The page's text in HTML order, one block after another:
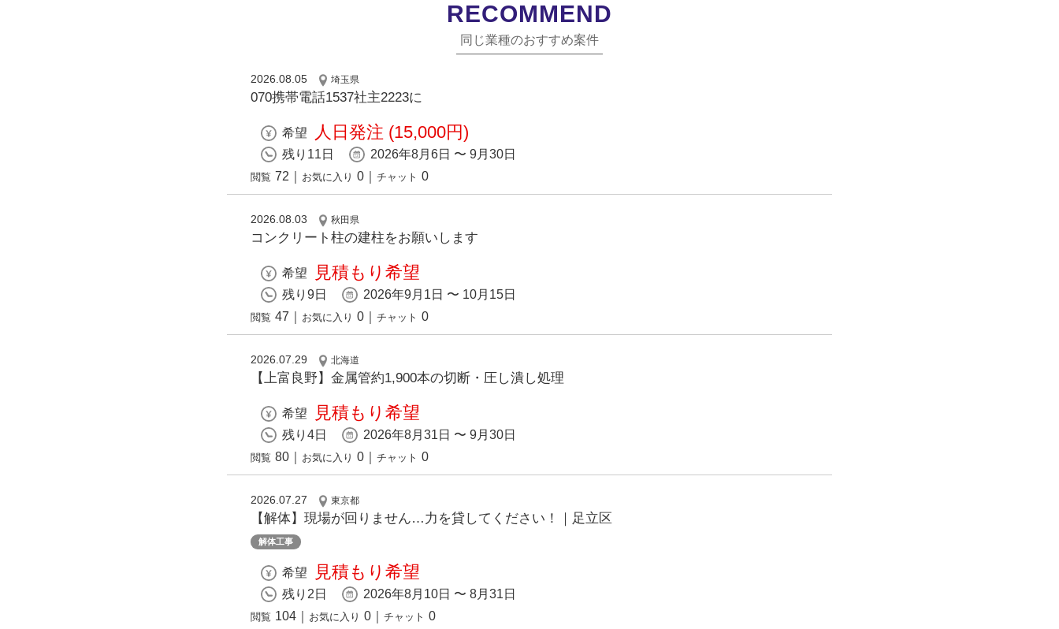
RECOMMEND
同じ業種のおすすめ案件
2026.08.05 埼玉県
070携帯電話1537社主2223に
希望 人日発注 (15,000円)
残り11日 2026年8月6日 〜 9月30日
閲覧 72 お気に入り 0 チャット 0
2026.08.03 秋田県
コンクリート柱の建柱をお願いします
希望 見積もり希望
残り9日 2026年9月1日 〜 10月15日
閲覧 47 お気に入り 0 チャット 0
2026.07.29 北海道
【上富良野】金属管約1,900本の切断・圧し潰し処理
希望 見積もり希望
残り4日 2026年8月31日 〜 9月30日
閲覧 80 お気に入り 0 チャット 0
2026.07.27 東京都
【解体】現場が回りません…力を貸してください！｜足立区
解体工事
希望 見積もり希望
残り2日 2026年8月10日 〜 8月31日
閲覧 104 お気に入り 0 チャット 0